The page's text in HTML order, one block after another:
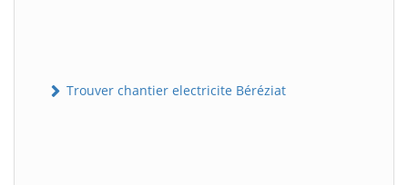
Trouver chantier electricite Béréziat